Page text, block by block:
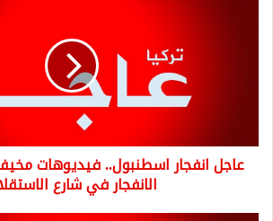
الانفجار
فيعاجل انفجار اسطنبول.. فيديوهات
الانفجار في شارع